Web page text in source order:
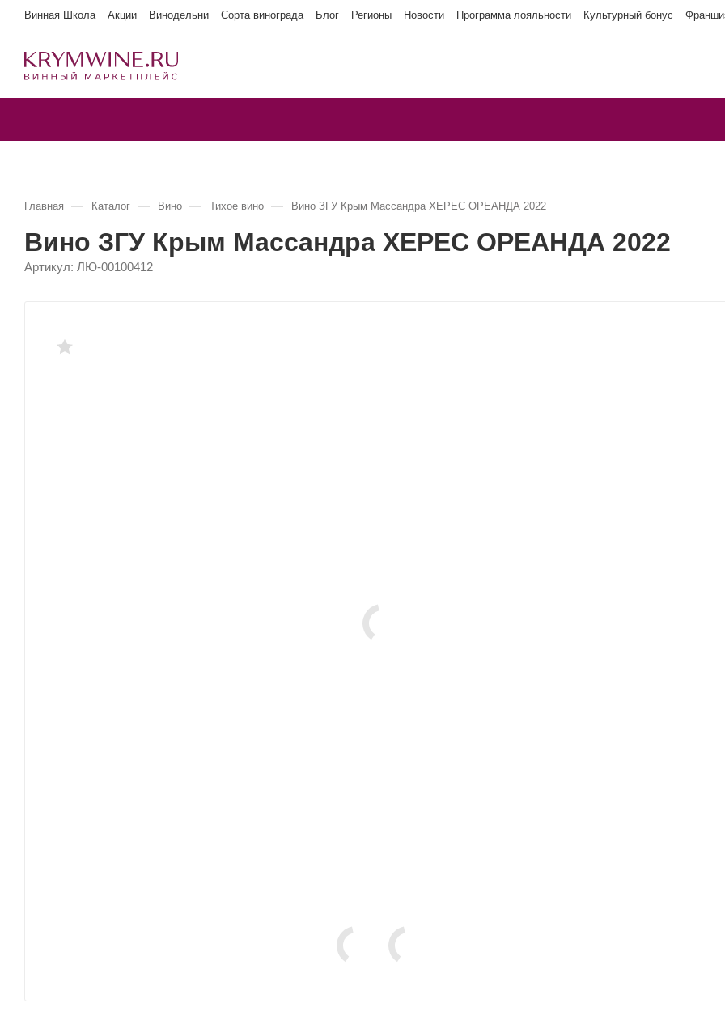
Винная Школа Акции Винодельни Сорта винограда Блог Регионы Новости Программа лояльности Культурный бонус
Главная — Каталог — Вино — Тихое вино — Вино ЗГУ Крым Массандра ХЕРЕС ОРЕАНДА 2022
Вино ЗГУ Крым Массандра ХЕРЕС ОРЕАНДА 2022
Артикул: ЛЮ-00100412